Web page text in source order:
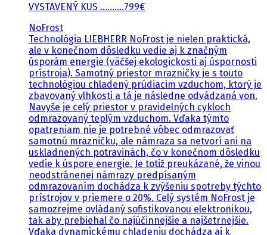
VYSTAVENÝ KUS ……….799€
NoFrost
Technológia LIEBHERR NoFrost je nielen praktická,
ale v konečnom dôsledku vedie aj k značným
úsporám energie (väčšej ekologickosti aj úspornosti
prístroja). Samotný priestor mrazničky je s touto
technológiou chladený prúdiacim vzduchom, ktorý je
zbavovaný vlhkosti a tá je následne odvádzaná von.
Navyše je celý priestor v pravidelných cykloch
odmrazovaný teplým vzduchom. Vďaka týmto
opatreniam nie je potrebné vôbec odmrazovať
samotnú mrazničku, ale námraza sa netvorí ani na
uskladnených potravinách, čo v konečnom dôsledku
vedie k úspore energie. Je totiž preukázané, že vinou
neodstránenej námrazy predpísaným
odmrazovaním dochádza k zvýšeniu spotreby týchto
prístrojov v priemere o 20%. Celý systém NoFrost je
samozrejme ovládaný sofistikovanou elektronikou,
tak aby prebiehal čo najúčinnejšie a najšetrnejšie.
Vďaka dynamickému chladeniu dochádza aj k